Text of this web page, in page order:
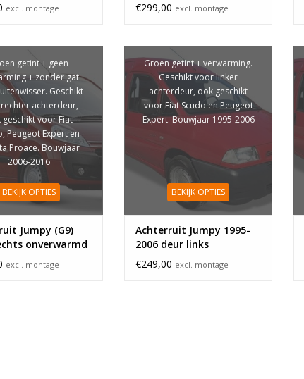
excl. montage
€299,00 excl. montage
getint + geen
+ zonder gat
Geschikt
achterdeur,
geschikt voor Fiat
Peugeot Expert en
Proace. Bouwjaar
2006-2016
BEKIJK OPTIES
Jumpy (G9)
onverwarmd
excl. montage
Groen getint + verwarming.
Geschikt voor linker
achterdeur, ook geschikt
voor Fiat Scudo en Peugeot
Expert. Bouwjaar 1995-2006
BEKIJK OPTIES
Achterruit Jumpy 1995-
2006 deur links
€249,00 excl. montage